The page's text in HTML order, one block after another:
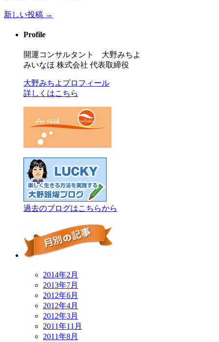
新しい投稿 →
Profile
開運コンサルタント 大野みちよ
みいなほ 株式会社 代表取締役
大野みちよプロフィール
詳しくはこちら
過去のブログはこちらから
2014年2月
2013年7月
2012年6月
2012年4月
2012年3月
2011年11月
2011年8月